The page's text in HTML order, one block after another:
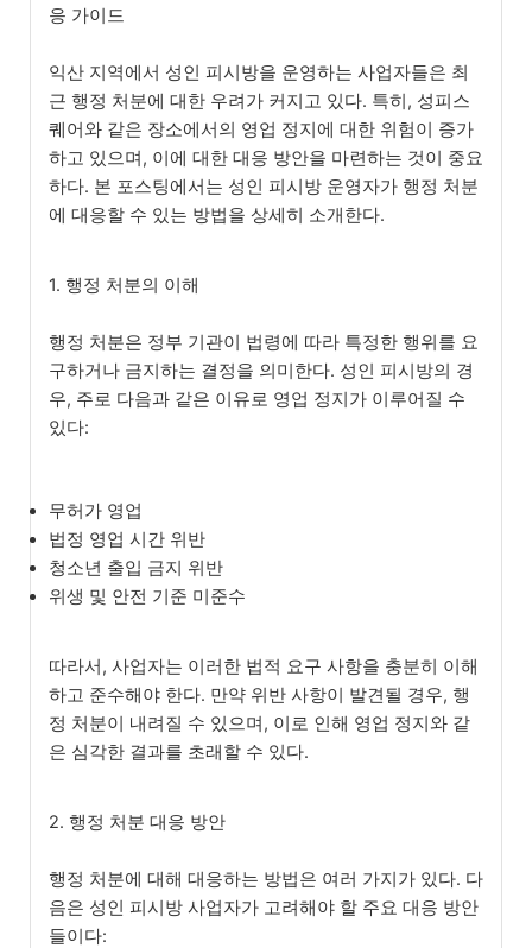
응 가이드
익산 지역에서 성인 피시방을 운영하는 사업자들은 최
근 행정 처분에 대한 우려가 커지고 있다. 특히, 성피스
퀘어와 같은 장소에서의 영업 정지에 대한 위험이 증가
하고 있으며, 이에 대한 대응 방안을 마련하는 것이 중요
하다. 본 포스팅에서는 성인 피시방 운영자가 행정 처분
에 대응할 수 있는 방법을 상세히 소개한다.
1. 행정 처분의 이해
행정 처분은 정부 기관이 법령에 따라 특정한 행위를 요
구하거나 금지하는 결정을 의미한다. 성인 피시방의 경
우, 주로 다음과 같은 이유로 영업 정지가 이루어질 수
있다:
무허가 영업
법정 영업 시간 위반
청소년 출입 금지 위반
위생 및 안전 기준 미준수
따라서, 사업자는 이러한 법적 요구 사항을 충분히 이해
하고 준수해야 한다. 만약 위반 사항이 발견될 경우, 행
정 처분이 내려질 수 있으며, 이로 인해 영업 정지와 같
은 심각한 결과를 초래할 수 있다.
2. 행정 처분 대응 방안
행정 처분에 대해 대응하는 방법은 여러 가지가 있다. 다
음은 성인 피시방 사업자가 고려해야 할 주요 대응 방안
들이다: